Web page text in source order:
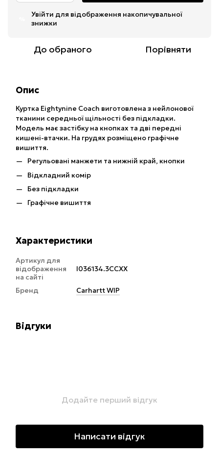
Увійти для відображення накопичувальної
знижки
До обраного Порівняти
Опис
Куртка Eightynine Coach виготовлена з нейлонової
тканини середньої щільності без підкладки.
Модель має застібку на кнопках та дві передні
кишені-втачки. На грудях розміщено графічне
вишиття.
Регульовані манжети та нижній край, кнопки
Відкладний комір
Без підкладки
Графічне вишиття
Характеристики
Артикул для
відображення
на сайті
I036134.3CCXX
Бренд Carhartt WIP
Відгуки
Додайте перший відгук
Написати відгук